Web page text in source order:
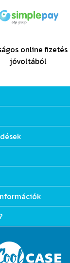
online fizetés
jóvoltából